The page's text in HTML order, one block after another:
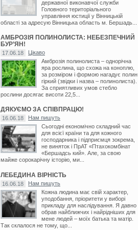
державної виконавчої служби
Головного територіального
управління юстиції у Вінницькій
області за адресую Вінницька область м. Бершадь...
АМБРОЗІЯ ПОЛИНОЛИСТА: НЕБЕЗПЕЧНИЙ
БУР’ЯН!
17.06.18
Цікаво
Амброзія полинолиста – однорічна
яра рослина, що схожа на коноплю,
за розміром і формою нагадує полин
гіркий (звідки і назва – полинолиста).
За сприятливих умов стебло
рослини досягає висоти 22,5...
ДЯКУЄМО ЗА СПІВПРАЦЮ!
16.06.18
Нам пишуть
Сьогодні економічно складний час
для всієї країни та для кожного
господарника і підприємця зокрема,
не виняток і ПрАТ «Птахокомбінат
«Бершадсь кий». Але, за свою
майже сорокарічну історію, ми...
ЛЕБЕДИНА ВІРНІСТЬ
16.06.18
Нам пишуть
Кожна людина має свій характер,
уподобання, пріоритети у виборі
прикладу для наслідування. Я давно
обрав найближчих і найрідніших для
мене людей – моїх батька та матір.
Так склалося не тому, що...